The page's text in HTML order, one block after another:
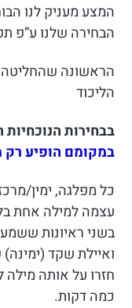
המצע מעניק לנו
הבחירה שלנו ע”פ
הראשונה שהחליטה
הליכוד
בבחירות
במקומם הופיע
כל מפלגה, ימין/
עצמה למילה אחת
בשני ראיונות
ואיילת שקד
כמה דקות.